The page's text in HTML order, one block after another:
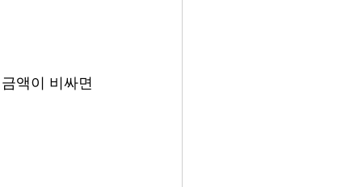
액이 비싸면